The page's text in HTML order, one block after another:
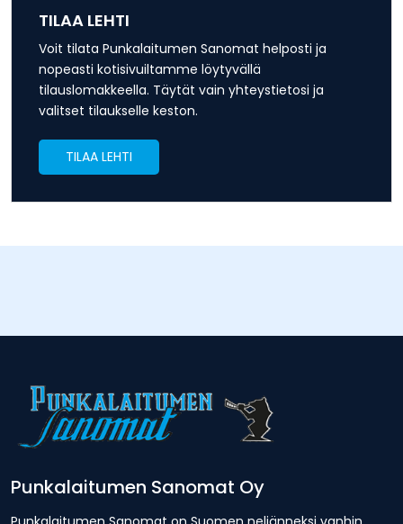
TILAA LEHTI
Voit tilata Punkalaitumen Sanomat helposti ja
nopeasti kotisivuiltamme löytyvällä
tilauslomakkeella. Täytät vain yhteystietosi ja
valitset tilaukselle keston.
TILAA LEHTI
Punkalaitumen Sanomat Oy